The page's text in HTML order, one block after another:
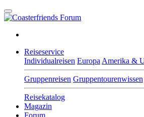
Reiseservice
Individualreisen Europa Amerika &
Gruppenreisen Gruppentourenwissen
Reisekatalog
Magazin
Forum